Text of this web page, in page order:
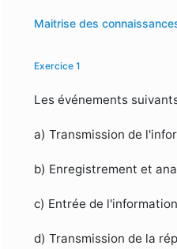
Maitrise des
Exercice 1
Les événements
a) Transmission de
b) Enregistrement et
c) Entrée de
d) Transmission de la